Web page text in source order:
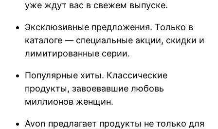
уже ждут вас в свежем выпуске.
Эксклюзивные предложения. Только в
каталоге — специальные акции, скидки и
лимитированные серии.
Популярные хиты. Классические
продукты, завоевавшие любовь
миллионов женщин.
Avon предлагает продукты не только для